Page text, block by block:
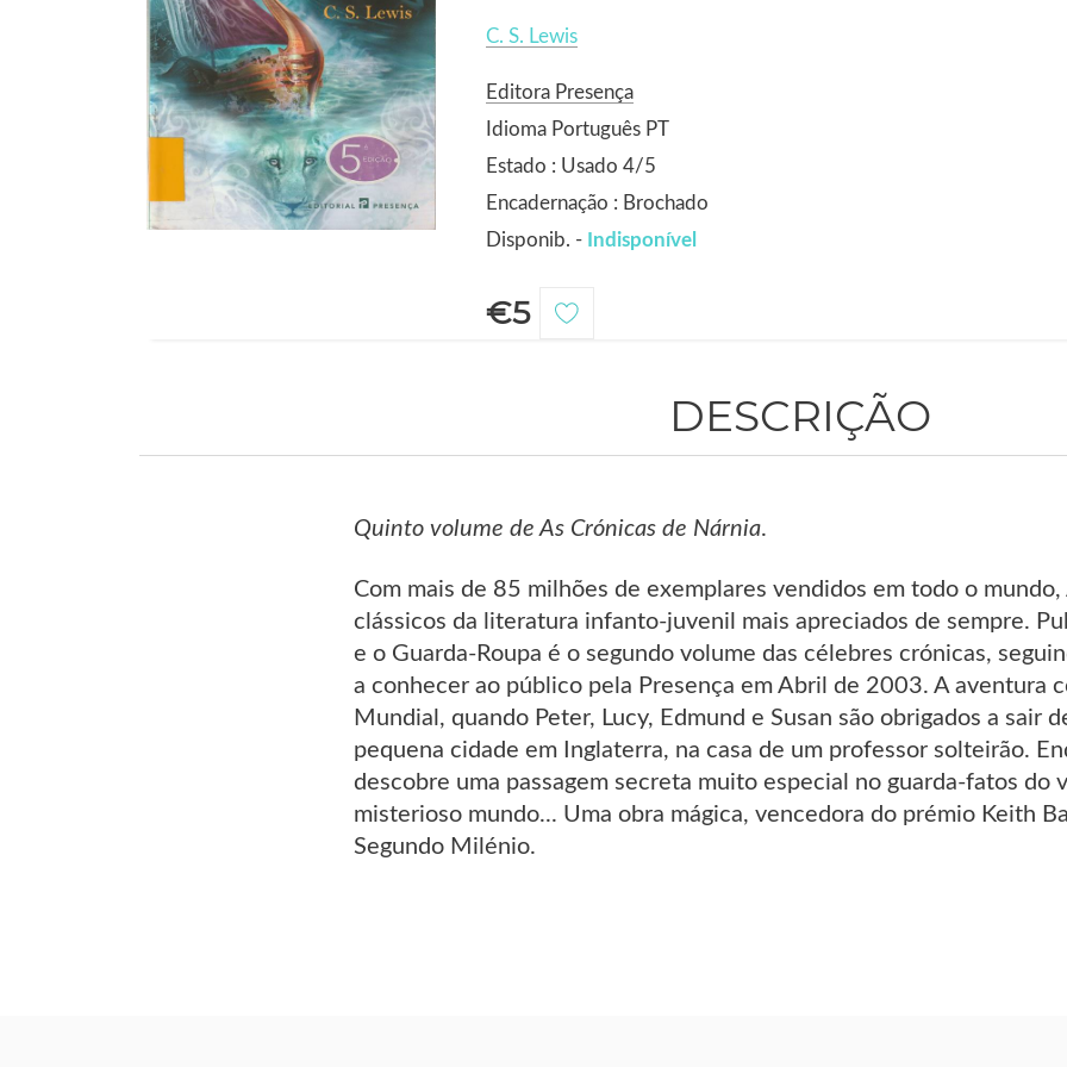
C. S. Lewis
Editora Presença
Idioma Português PT
Estado : Usado 4/5
Encadernação : Brochado
Disponib. - Indisponível
€5
DESCRIÇÃO
Quinto volume de As Crónicas de Nárnia.
Com mais de 85 milhões de exemplares vendidos em todo o
clássicos da literatura infanto-juvenil mais apreciados de sempre.
e o Guarda-Roupa é o segundo volume das célebres crónicas,
a conhecer ao público pela Presença em Abril de 2003. A aventura
Mundial, quando Peter, Lucy, Edmund e Susan são obrigados a sair
pequena cidade em Inglaterra, na casa de um professor solteirão.
descobre uma passagem secreta muito especial no guarda-fatos do
misterioso mundo... Uma obra mágica, vencedora do prémio Keith
Segundo Milénio.